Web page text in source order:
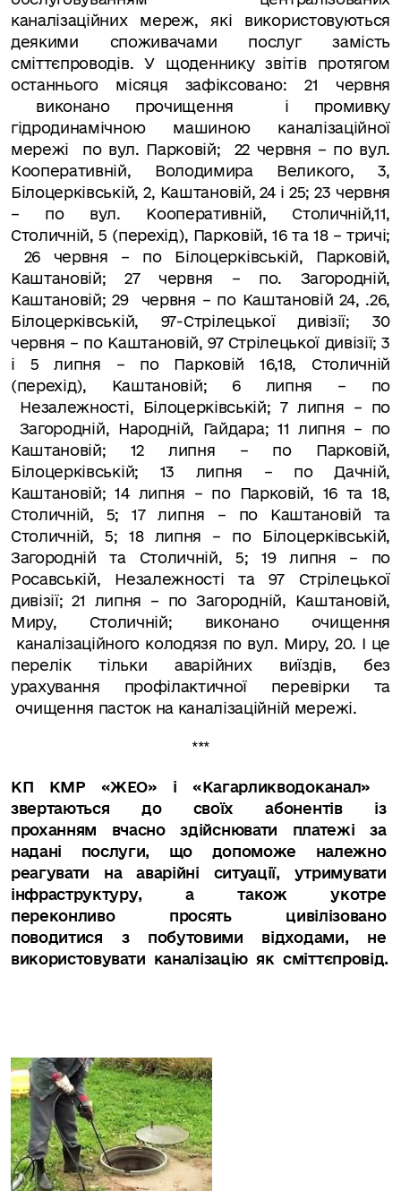
каналізаційних мереж, які використовуються
деякими споживачами послуг замість
сміттєпроводів. У щоденнику звітів протягом
останнього місяця зафіксовано: 21 червня
виконано прочищення і промивку
гідродинамічною машиною каналізаційної
мережі по вул. Парковій; 22 червня – по вул.
Кооперативній, Володимира Великого, 3,
Білоцерківській, 2, Каштановій, 24 і 25; 23 червня
– по вул. Кооперативній, Столичній,11,
Столичній, 5 (перехід), Парковій, 16 та 18 – тричі;
26 червня – по Білоцерківській, Парковій,
Каштановій; 27 червня – по. Загородній,
Каштановій; 29 червня – по Каштановій 24, .26,
Білоцерківській, 97-Стрілецької дивізії; 30
червня – по Каштановій, 97 Стрілецької дивізії; 3
і 5 липня – по Парковій 16,18, Столичній
(перехід), Каштановій; 6 липня – по
Незалежності, Білоцерківській; 7 липня – по
Загородній, Народній, Гайдара; 11 липня – по
Каштановій; 12 липня – по Парковій,
Білоцерківській; 13 липня – по Дачній,
Каштановій; 14 липня – по Парковій, 16 та 18,
Столичній, 5; 17 липня – по Каштановій та
Столичній, 5; 18 липня – по Білоцерківській,
Загородній та Столичній, 5; 19 липня – по
Росавській, Незалежності та 97 Стрілецької
дивізії; 21 липня – по Загородній, Каштановій,
Миру, Столичній; виконано очищення
каналізаційного колодязя по вул. Миру, 20. І це
перелік тільки аварійних виїздів, без
урахування профілактичної перевірки та
очищення пасток на каналізаційній мережі.
***
КП КМР «ЖЕО» і «Кагарликводоканал»
звертаються до своїх абонентів із
проханням вчасно здійснювати платежі за
надані послуги, що допоможе належно
реагувати на аварійні ситуації, утримувати
інфраструктуру, а також укотре
переконливо просять цивілізовано
поводитися з побутовими відходами, не
використовувати каналізацію як сміттєпровід.